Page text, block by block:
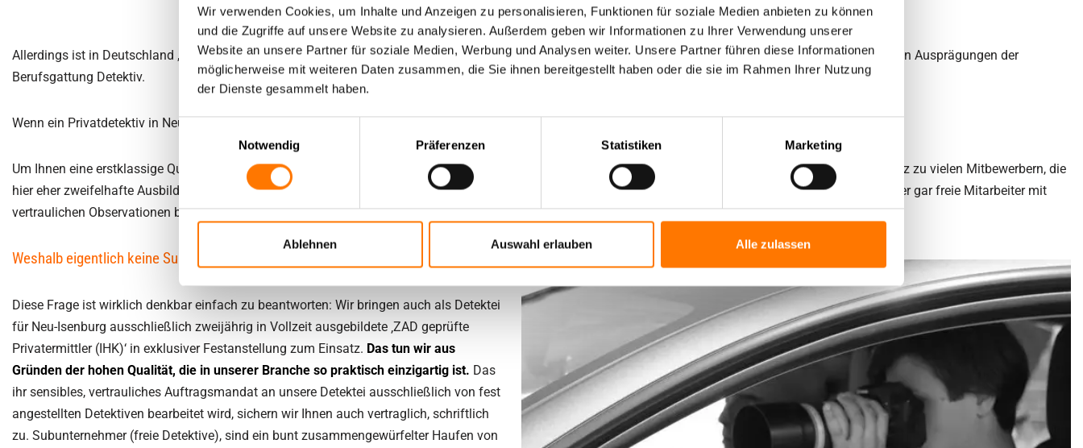
Wir verwenden Cookies, um Inhalte und Anzeigen zu personalisieren, Funktionen für soziale Medien anbieten zu können
und die Zugriffe auf unsere Website zu analysieren. Außerdem geben wir Informationen zu Ihrer Verwendung unserer
Website an unsere Partner für soziale Medien, Werbung und Analysen weiter. Unsere Partner führen diese Informationen
möglicherweise mit weiteren Daten zusammen, die Sie ihnen bereitgestellt haben oder die sie im Rahmen Ihrer Nutzung
der Dienste gesammelt haben.
Einwilligungsauswahl
Notwendig
Präferenzen Statistiken Marketing
Ablehnen Auswahl erlauben Alle zulassen
meistens synonym verwendet.
Allerdings ist in Deutschland „Detektiv“ der Sammelbegriff für eine Berufsbezeichnung. Privatdetektiv, Wirtschaftsdetektiv dagegen sind eher die verschiedenen Ausprägungen der
Berufsgattung Detektiv.
Wenn ein Privatdetektiv in Neu-Isenburg zum Einsatz kommt, arbeitet er für private Mandanten, d.h. seine Auftraggeber sind Privatpersonen.
Um Ihnen eine erstklassige Qualität zu bieten, arbeiten wir nur mit zweijährig in Vollzeit ausgebildeten und ZAD geprüften Detektiven zusammen, im Gegensatz zu vielen Mitbewerbern, die
hier eher zweifelhafte Ausbildungsangebote von geringer Qualität nutzen, oder gar ungelernte, wohl eher den Hobbyanforderungen genügenden, Detektive, oder gar freie Mitarbeiter mit
vertraulichen Observationen beauftragen.
Weshalb eigentlich keine Subunternehmer in unserer Detektei in Neu-Isenburg?
Diese Frage ist wirklich denkbar einfach zu beantworten: Wir bringen auch als Detektei
für Neu-Isenburg ausschließlich zweijährig in Vollzeit ausgebildete ‚ZAD geprüfte
Privatermittler (IHK)‘ in exklusiver Festanstellung zum Einsatz. Das tun wir aus
Gründen der hohen Qualität, die in unserer Branche so praktisch einzigartig ist. Das
ihr sensibles, vertrauliches Auftragsmandat an unsere Detektei ausschließlich von fest
angestellten Detektiven bearbeitet wird, sichern wir Ihnen auch vertraglich, schriftlich
zu. Subunternehmer (freie Detektive), sind ein bunt zusammengewürfelter Haufen von